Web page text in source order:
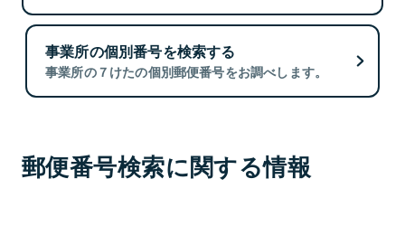
事業所の個別番号を検索する
事業所の７けたの個別郵便番号をお調べします。
郵便番号検索に関する情報